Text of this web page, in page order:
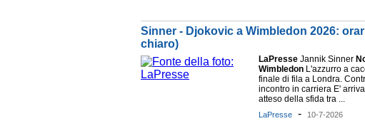
Sinner - Djokovic a Wimbledon 2026:
chiaro)
LaPresse Jannik Sinner
Wimbledon L'azzurro a
finale di fila a Londra.
incontro in carriera E'
atteso della sfida tra ...
LaPresse - 10-7-2026